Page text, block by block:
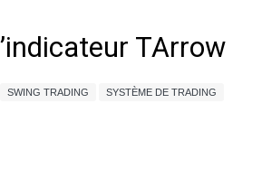
TArrow
SWING TRADING
SYSTÈME DE TRADING